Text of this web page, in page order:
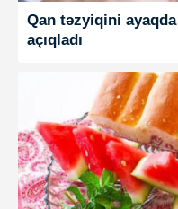
Qan təzyiqini
açıqladı